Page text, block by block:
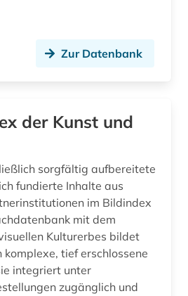
fid kunst, photografie, design (1)
Zur Datenbank
der Kunst und
sorgfältig aufbereitete
fundierte Inhalte aus
im Bildindex
mit dem
Kulturerbes bildet
tief erschlossene
integriert unter
zugänglich und